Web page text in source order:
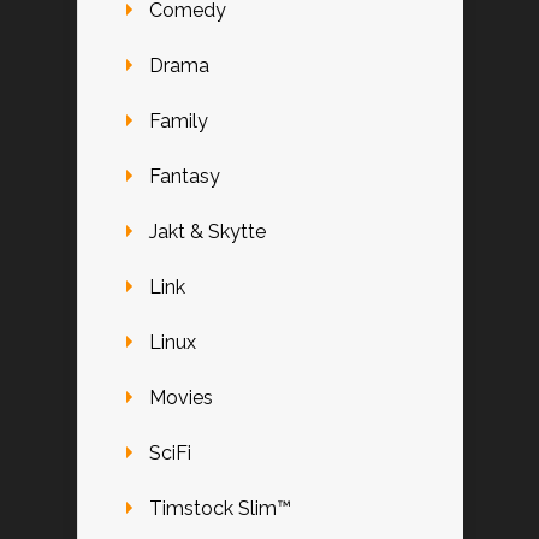
Comedy
Drama
Family
Fantasy
Jakt & Skytte
Link
Linux
Movies
SciFi
Timstock Slim™